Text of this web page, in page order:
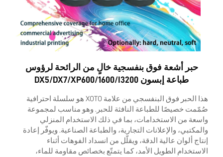
حبر أشعة فوق بنفسجية خالٍ من الرائحة لرؤوس
طباعة إبسون DX5/DX7/XP600/1600/i3200
هذا الحبر فوق البنفسجي من علامة XOTO هو سلسلة احترافية
صُمّمت خصيصًا للطباعة النافثة للحبر. وهو مناسب لمجموعة
واسعة من الاستخدامات، بما في ذلك الاستخدام المنزلي
والمكتبي، والإعلانات التجارية، والطباعة الصناعية. ويوفّر إعادة
إنتاج ألوان عالية الدقة، ويقلّل من انسداد الفوهات أثناء
الاستخدام الطويل الأمد، كما يتمتّع بخصائص مقاومة للماء،